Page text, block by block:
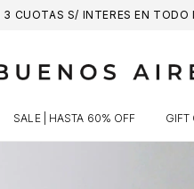
3 CUOTAS S/ INTERES EN
SALE | HASTA 60% OFF GIFT